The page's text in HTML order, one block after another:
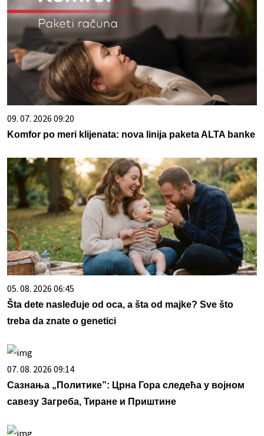
09. 07. 2026 09:20
Komfor po meri klijenata: nova linija paketa ALTA banke
05. 08. 2026 06:45
Šta dete nasleđuje od oca, a šta od majke? Sve što
treba da znate o genetici
07. 08. 2026 09:14
Сазнања „Политике”: Црна Гора следећа у војном
савезу Загреба, Тиране и Приштине